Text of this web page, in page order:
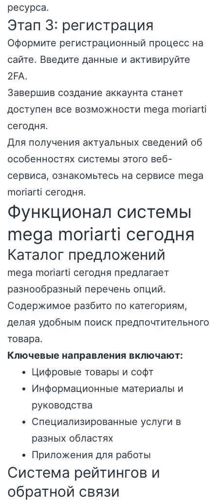
ресурса.
Этап 3: регистрация
Оформите регистрационный процесс на
сайте. Введите данные и активируйте
2FA.
Завершив создание аккаунта станет
доступен все возможности mega moriarti
сегодня.
Для получения актуальных сведений об
особенностях системы этого веб-
сервиса, ознакомьтесь на сервисе mega
moriarti сегодня.
Функционал системы
mega moriarti сегодня
Каталог предложений
mega moriarti сегодня предлагает
разнообразный перечень опций.
Содержимое разбито по категориям,
делая удобным поиск предпочтительного
товара.
Ключевые направления включают:
Цифровые товары и софт
Информационные материалы и
руководства
Специализированные услуги в
разных областях
Приложения для работы
Система рейтингов и
обратной связи